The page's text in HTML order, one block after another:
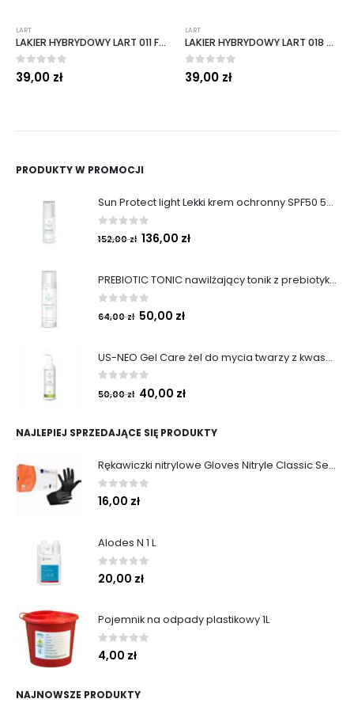
LART
LAKIER HYBRYDOWY LART 011 FRIDA 8 ML
0out of 5
39,00 zł
LART
LAKIER HYBRYDOWY LART 018 WILDFLOWER 8 ML
0out of 5
39,00 zł
PRODUKTY W PROMOCJI
Sun Protect light Lekki krem ochronny SPF50 50ml
out of 5
152,00zł 136,00 zł
PREBIOTIC TONIC nawilżający tonik z prebiotykami 200 ml
out of 5
64,00zł 50,00 zł
US-NEO Gel Care żel do mycia twarzy z kwasem usninowym 200 ml.
out of 5
50,00zł 40,00 zł
NAJLEPIEJ SPRZEDAJĄCE SIĘ PRODUKTY
Rękawiczki nitrylowe Gloves Nitryle Classic Sensitive Black roz. M 100 szt. Abena
0out of 5
16,00 zł
Alodes N 1 L
0out of 5
20,00 zł
Pojemnik na odpady plastikowy 1L
0out of 5
4,00 zł
NAJNOWSZE PRODUKTY